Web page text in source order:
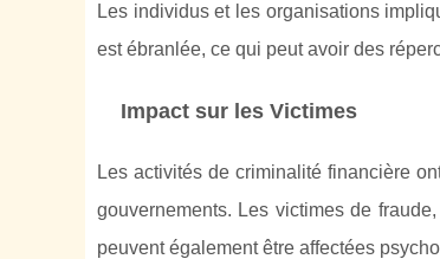
Les individus et les organisations
est ébranlée, ce qui peut avoir des
Impact sur les Victimes
Les activités de criminalité financière
gouvernements. Les victimes de
peuvent également être affectées